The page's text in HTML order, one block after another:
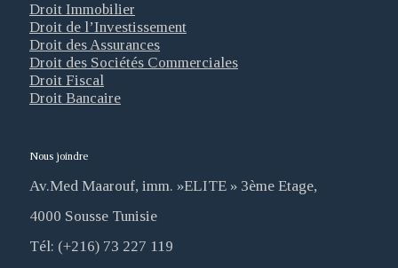
Droit Immobilier
Droit de l’Investissement
Droit des Assurances
Droit des Sociétés Commerciales
Droit Fiscal
Droit Bancaire
Nous joindre
Av.Med Maarouf, imm. »ELITE » 3ème Etage,
4000 Sousse Tunisie
Tél: (+216) 73 227 119